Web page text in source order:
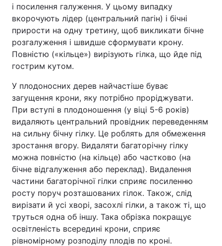
і посилення галуження. У цьому випадку
вкорочують лідер (центральний пагін) і бічні
прирости на одну третину, щоб викликати бічне
розгалуження і швидше сформувати крону.
Повністю («кільце») вирізують гілка, що йде під
гострим кутом.
У плодоносних дерев найчастіше буває
загущення крони, яку потрібно проріджувати.
При вступі в плодоношення (у віці 5-6 років)
видаляють центральний провідник переведенням
на сильну бічну гілку. Це роблять для обмеження
зростання вгору. Видаляти багаторічну гілку
можна повністю (на кільце) або частково (на
бічне відгалуження або переклад). Видалення
частини багаторічної гілки сприяє посиленню
росту поруч розташованих гілок. Також, слід
вирізати й усі хворі, засохлі гілки, а також ті, що
труться одна об іншу. Така обрізка покращує
освітленість всередині крони, сприяє
рівномірному розподілу плодів по кроні.